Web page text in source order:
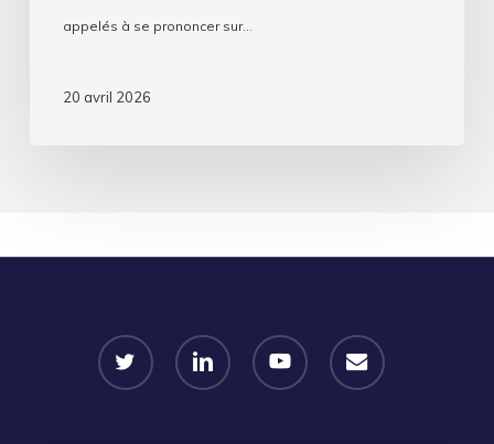
appelés à se prononcer sur…
20 avril 2026
twitter linkedin youtube email